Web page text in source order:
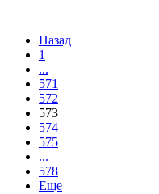
Назад
1
...
571
572
573
574
575
...
578
Еще